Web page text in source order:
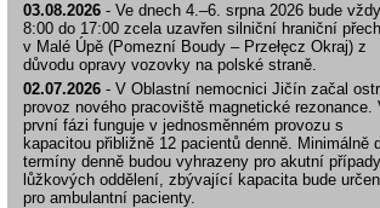
03.08.2026 - Ve dnech 4.–6. srpna 2026 bude
8:00 do 17:00 zcela uzavřen silniční hraniční
v Malé Úpě (Pomezní Boudy – Przełęcz Okraj) z
důvodu opravy vozovky na polské straně.
02.07.2026 - V Oblastní nemocnici Jičín začal
provoz nového pracoviště magnetické rezonance.
první fázi funguje v jednosměnném provozu s
kapacitou přibližně 12 pacientů denně. Minimálně
termíny denně budou vyhrazeny pro akutní
lůžkových oddělení, zbývající kapacita bude
pro ambulantní pacienty.